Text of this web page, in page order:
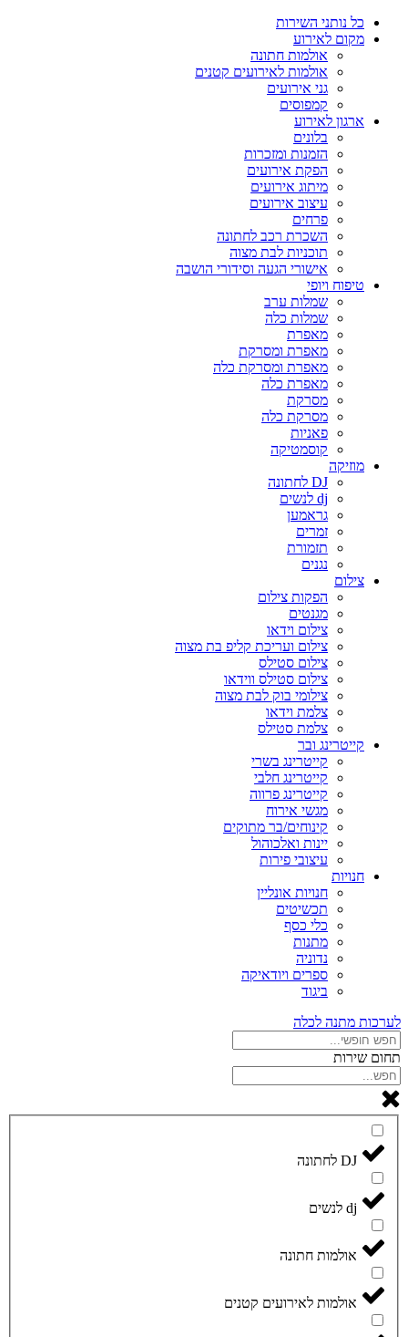
כל נותני השירות
מקום לאירוע
אולמות חתונה
אולמות לאירועים קטנים
גני אירועים
קמפוסים
ארגון לאירוע
בלונים
הזמנות ומזכרות
הפקת אירועים
מיתוג אירועים
עיצוב אירועים
פרחים
השכרת רכב לחתונה
תוכניות לבת מצוה
אישורי הגעה וסידורי הושבה
טיפוח ויופי
שמלות ערב
שמלות כלה
מאפרת
מאפרת ומסרקת
מאפרת ומסרקת כלה
מאפרת כלה
מסרקת
מסרקת כלה
פאניות
קוסמטיקה
מוזיקה
DJ לחתונה
dj לנשים
גראמען
זמרים
תזמורת
נגנים
צילום
הפקות צילום
מגנטים
צילום וידאו
צילום ועריכת קליפ בת מצוה
צילום סטילס
צילום סטילס ווידאו
צילומי בוק לבת מצוה
צלמת וידאו
צלמת סטילס
קייטרינג ובר
קייטרינג בשרי
קייטרינג חלבי
קייטרינג פרווה
מגשי אירוח
קינוחים/בר מתוקים
יינות ואלכוהול
עיצובי פירות
חנויות
חנויות אונליין
תכשיטים
כלי כסף
מתנות
נדוניה
ספרים ויודאיקה
ביגוד
לערכות מתנה לכלה
תחום שירות
DJ לחתונה
dj לנשים
אולמות חתונה
אולמות לאירועים קטנים